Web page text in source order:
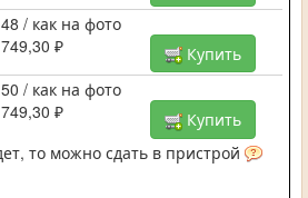
48 / как на фото
749,30 ₽
Купить
50 / как на фото
749,30 ₽
Купить
то можно сдать в пристрой